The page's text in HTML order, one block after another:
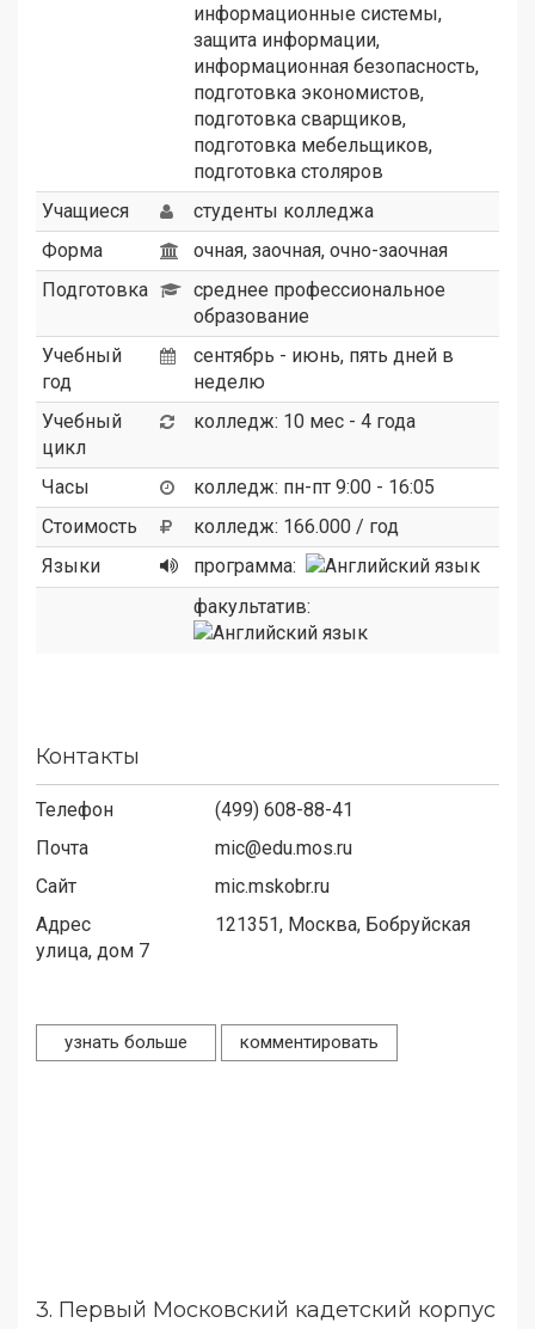
информационные системы,
защита информации,
информационная безопасность,
подготовка экономистов,
подготовка сварщиков,
подготовка мебельщиков,
подготовка столяров
Учащиеся
студенты колледжа
Форма
очная, заочная, очно-заочная
Подготовка
среднее профессиональное
образование
Учебный
год
сентябрь - июнь, пять дней в
неделю
Учебный
цикл
колледж: 10 мес - 4 года
Часы
колледж: пн-пт 9:00 - 16:05
Стоимость
колледж: 166.000 / год
Языки
программа:
факультатив:
Контакты
Телефон
(499) 608-88-41
Почта
mic@edu.mos.ru
Сайт
mic.mskobr.ru
Адрес
121351, Москва, Бобруйская
улица, дом 7
узнать больше комментировать
3. Первый Московский кадетский корпус